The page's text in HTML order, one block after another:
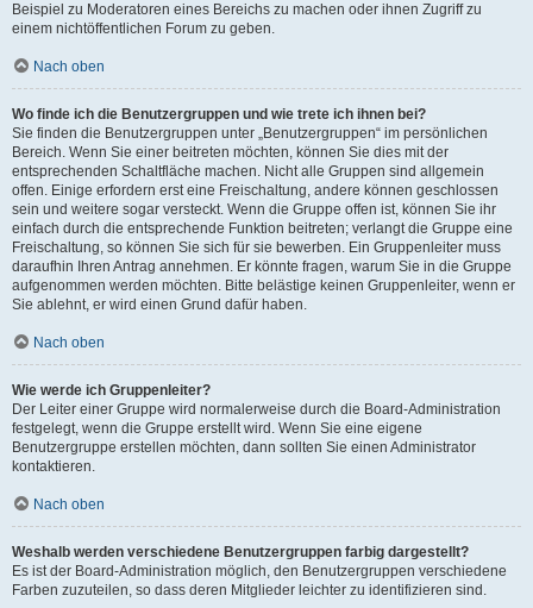
Beispiel zu Moderatoren eines Bereichs zu machen oder ihnen Zugriff zu
einem nichtöffentlichen Forum zu geben.
Nach oben
Wo finde ich die Benutzergruppen und wie trete ich ihnen bei?
Sie finden die Benutzergruppen unter „Benutzergruppen“ im persönlichen
Bereich. Wenn Sie einer beitreten möchten, können Sie dies mit der
entsprechenden Schaltfläche machen. Nicht alle Gruppen sind allgemein
offen. Einige erfordern erst eine Freischaltung, andere können geschlossen
sein und weitere sogar versteckt. Wenn die Gruppe offen ist, können Sie ihr
einfach durch die entsprechende Funktion beitreten; verlangt die Gruppe eine
Freischaltung, so können Sie sich für sie bewerben. Ein Gruppenleiter muss
daraufhin Ihren Antrag annehmen. Er könnte fragen, warum Sie in die Gruppe
aufgenommen werden möchten. Bitte belästige keinen Gruppenleiter, wenn er
Sie ablehnt, er wird einen Grund dafür haben.
Nach oben
Wie werde ich Gruppenleiter?
Der Leiter einer Gruppe wird normalerweise durch die Board-Administration
festgelegt, wenn die Gruppe erstellt wird. Wenn Sie eine eigene
Benutzergruppe erstellen möchten, dann sollten Sie einen Administrator
kontaktieren.
Nach oben
Weshalb werden verschiedene Benutzergruppen farbig dargestellt?
Es ist der Board-Administration möglich, den Benutzergruppen verschiedene
Farben zuzuteilen, so dass deren Mitglieder leichter zu identifizieren sind.